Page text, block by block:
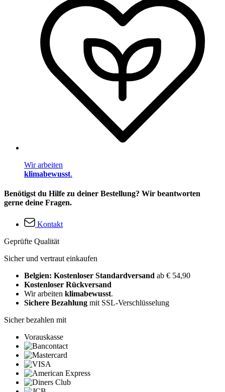
Wir arbeiten
klimabewusst.
Benötigst du Hilfe zu deiner Bestellung? Wir beantworten
gerne deine Fragen.
Kontakt
Geprüfte Qualität
Sicher und vertraut einkaufen
Belgien: Kostenloser Standardversand ab € 54,90
Kostenloser Rückversand
Wir arbeiten klimabewusst.
Sichere Bezahlung mit SSL-Verschlüsselung
Sicher bezahlen mit
Vorauskasse